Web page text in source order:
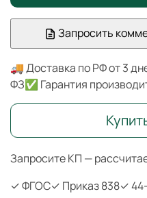
Запросите КП —
✓ ФГОС✓ Приказ 838✓
Запросить
🚚 Доставка по РФ от 3
ФЗ✅ Гарантия